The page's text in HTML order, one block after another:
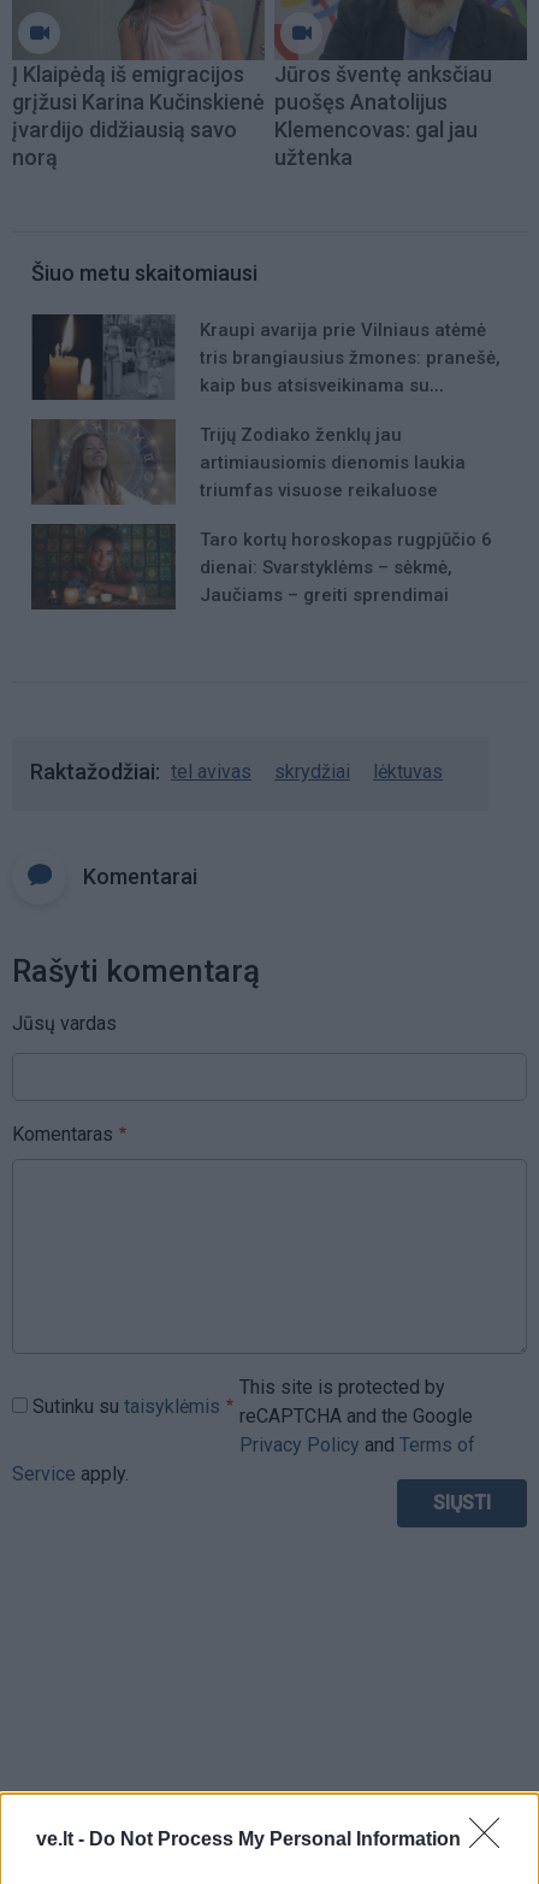
ve.lt - Do Not Process My Personal Information
Į Klaipėdą iš emigracijos
grįžusi Karina Kučinskienė
įvardijo didžiausią savo
norą
Jūros šventę anksčiau
puošęs Anatolijus
Klemencovas: gal jau
užtenka
Šiuo metu skaitomiausi
Kraupi avarija prie Vilniaus atėmė
tris brangiausius žmones: pranešė,
kaip bus atsisveikinama su
Trijų Zodiako ženklų jau
artimiausiomis dienomis laukia
triumfas visuose reikaluose
Taro kortų horoskopas rugpjūčio 6
dienai: Svarstyklėms – sėkmė,
Jaučiams – greiti sprendimai
Raktažodžiai tel avivas skrydžiai lėktuvas
Komentarai
Rašyti komentarą
Jūsų vardas
Komentaras
Sutinku su taisyklėmis
This site is protected by
reCAPTCHA and the Google
Privacy Policy and Terms of
Service apply.